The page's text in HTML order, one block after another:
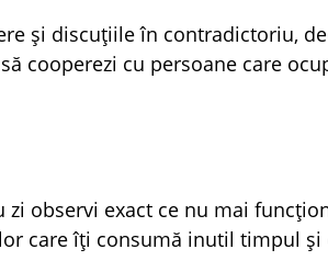
și discuțiile în contradictoriu,
cooperezi cu persoane care
zi observi exact ce nu mai
care îți consumă inutil timpul și